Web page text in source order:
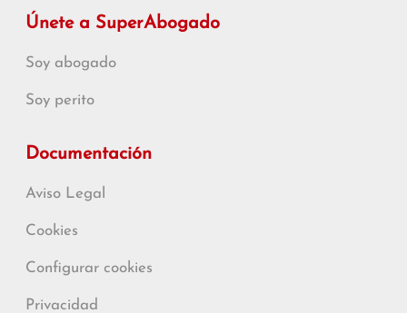
Únete a SuperAbogado
Soy abogado
Soy perito
Documentación
Aviso Legal
Cookies
Configurar cookies
Privacidad